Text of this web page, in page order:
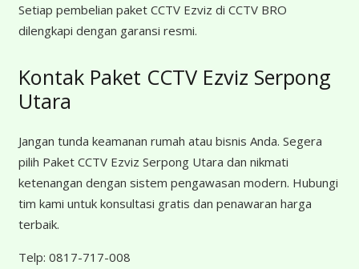
Setiap pembelian paket CCTV Ezviz di CCTV BRO
dilengkapi dengan garansi resmi.
Kontak Paket CCTV Ezviz Serpong
Utara
Jangan tunda keamanan rumah atau bisnis Anda. Segera
pilih Paket CCTV Ezviz Serpong Utara dan nikmati
ketenangan dengan sistem pengawasan modern. Hubungi
tim kami untuk konsultasi gratis dan penawaran harga
terbaik.
Telp: 0817-717-008